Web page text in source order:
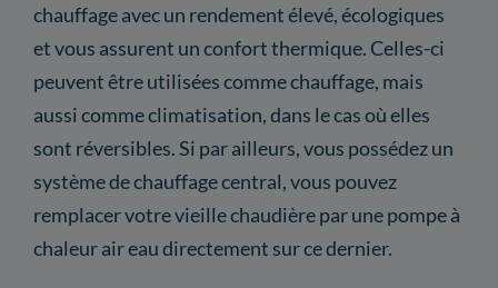
chauffage avec un rendement élevé, écologiques
et vous assurent un confort thermique. Celles-ci
peuvent être utilisées comme chauffage, mais
aussi comme climatisation, dans le cas où elles
sont réversibles. Si par ailleurs, vous possédez un
système de chauffage central, vous pouvez
remplacer votre vieille chaudière par une pompe à
chaleur air eau directement sur ce dernier.